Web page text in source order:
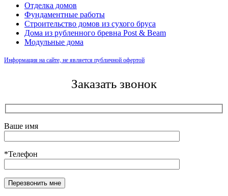
Отделка домов
Фундаментные работы
Строительство домов из сухого бруса
Дома из рубленного бревна Post & Beam
Модульные дома
Информация на сайте, не является публичной офертой
Заказать звонок
Ваше имя
*Телефон
Оставьте это поле пустым.